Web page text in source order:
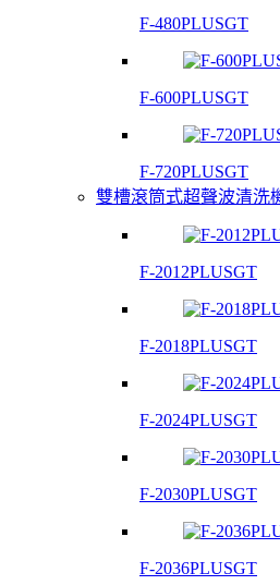
F-480PLUSGT
F-600PLUSGT
F-720PLUSGT
雙槽滾筒式超聲波清洗
F-2012PLUSGT
F-2018PLUSGT
F-2024PLUSGT
F-2030PLUSGT
F-2036PLUSGT